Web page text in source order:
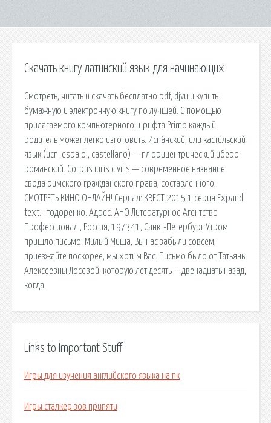
Скачать книгу латинский язык для начинающих
Смотреть, читать и скачать бесплатно pdf, djvu и купить
бумажную и электронную книгу по лучшей. С помощью
прилагаемого компьютерного шрифта Primo каждый
родитель может легко изготовить. Испа́нский, или касти́льский
язык (исп. espa ol, castellano) — плюрицентрический иберо-
романский. Corpus iuris civilis — современное название
свода римского гражданского права, составленного.
СМОТРЕТЬ КИНО ОНЛАЙН! Сериал: КВЕСТ 2015 1 серия Expand
text… тодоренко. Адрес: АНО Литературное Агентство
Профессионал , Россия, 197341, Санкт-Петербург Утром
пришло письмо! Милый Миша, Вы нас забыли совсем,
приезжайте поскорее, мы хотим Вас. Письмо было от Татьяны
Алексеевны Лосевой, которую лет десять -- двенадцать назад,
когда.
Links to Important Stuff
Игры для изучения английского языка на пк
Игры сталкер зов припяти